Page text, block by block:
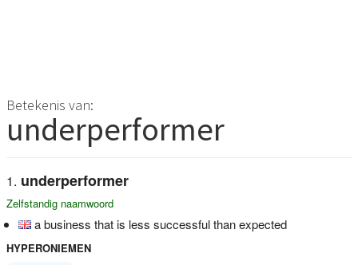
Betekenis van:
underperformer
underperformer
Zelfstandig naamwoord
a business that is less successful than expected
HYPERONIEMEN